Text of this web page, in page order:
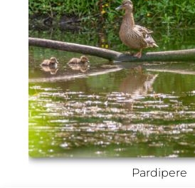
Pardipere